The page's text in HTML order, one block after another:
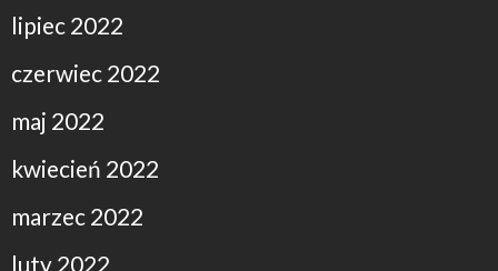
lipiec 2022
czerwiec 2022
maj 2022
kwiecień 2022
marzec 2022
luty 2022